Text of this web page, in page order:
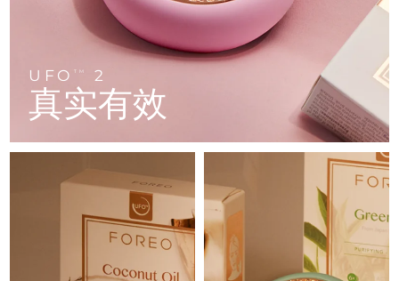
UFO TM 2
真实有效
LUNA™ 护肤
Premium cleansers & balm
LUNA™ 设备
All facial cleansing devices
面膜
UFO™ 设备
issa™ Teeth Whitening Set
Dual LED + sonic device & 18% PAP gel
ISSA™ 设备
FAQ™ 103
Luxurious clinical anti-aging set
FAQ™ P1 Primer
Manuka honey primer
FAQ™护肤品
All FAQ™ skincare
FAQ™ 211
Anti-aging neck & décolleté LED mask
FAQ™ 221
Anti-aging LED hand mask
FAQ™护肤品
All FAQ™ skincare
FAQ™ Scalp Serum
FAQ™护肤品
FAQ™产品
All hair treatments
FAQ™ 502
Full-Spectrum Red Light Therapy
FAQ™ Red Light Serum
FAQ™ skincare
All FAQ™ skincare
专业治疗
PEACH™ 2 Pro Max
Professional IPL hair removal device
身体护理
BEAR™ 2 body
Microcurrent body toning
预计送达日期 8/9/26
预计送达日期8/9/26
爱沙尼亚 预计送达日期8/9/26
芬兰 预计送达日期8/9/26
预计送达日期 8/9/26
法属波利尼西亚 预计送达日期 8/13/26
预计送达日期 8/9/26